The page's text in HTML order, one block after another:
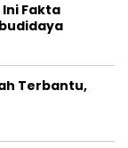
Fakta
Terbantu,